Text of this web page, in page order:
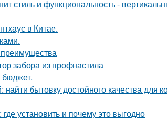
стиль и функциональность -
в Китае.
забора из профнастила
бюджет.
бытовку достойного качества для
установить и почему это выгодно